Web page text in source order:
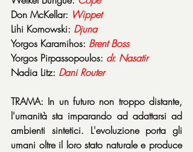
Don McKellar: Wippet
Lihi Kornowski: Djuna
Yorgos Karamihos: Brent Boss
Yorgos Pirpassopoulos: dr. Nasatir
Nadia Litz: Dani Router
TRAMA: In un futuro non troppo distante,
l'umanità sta imparando ad adattarsi ad
ambienti sintetici. L'evoluzione porta gli
umani oltre il loro stato naturale e produce